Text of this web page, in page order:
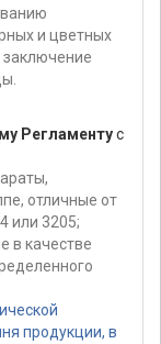
и цветных
Регламентус
отличные от
или 3205;
в качестве
продукции, в